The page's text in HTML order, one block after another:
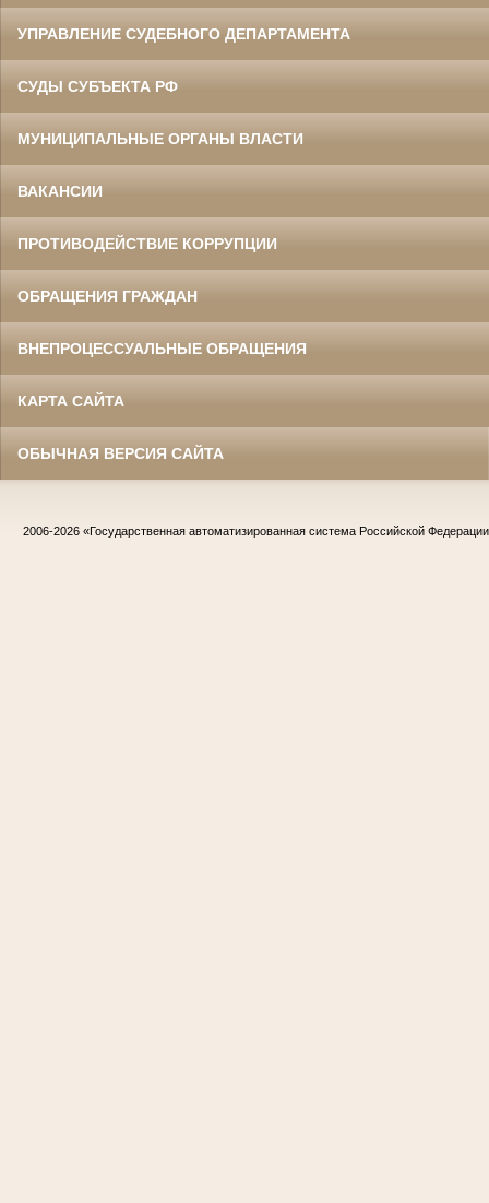
УПРАВЛЕНИЕ СУДЕБНОГО ДЕПАРТАМЕНТА
СУДЫ СУБЪЕКТА РФ
МУНИЦИПАЛЬНЫЕ ОРГАНЫ ВЛАСТИ
ВАКАНСИИ
ПРОТИВОДЕЙСТВИЕ КОРРУПЦИИ
ОБРАЩЕНИЯ ГРАЖДАН
ВНЕПРОЦЕССУАЛЬНЫЕ ОБРАЩЕНИЯ
КАРТА САЙТА
ОБЫЧНАЯ ВЕРСИЯ САЙТА
2006-2026 «Государственная автоматизированная система Российской